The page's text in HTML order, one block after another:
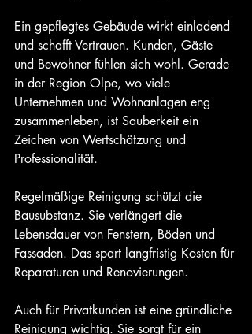
Ein gepflegtes Gebäude wirkt einladend
und schafft Vertrauen. Kunden, Gäste
und Bewohner fühlen sich wohl. Gerade
in der Region Olpe, wo viele
Unternehmen und Wohnanlagen eng
zusammenleben, ist Sauberkeit ein
Zeichen von Wertschätzung und
Professionalität.
Regelmäßige Reinigung schützt die
Bausubstanz. Sie verlängert die
Lebensdauer von Fenstern, Böden und
Fassaden. Das spart langfristig Kosten für
Reparaturen und Renovierungen.
Auch für Privatkunden ist eine gründliche
Reinigung wichtig. Sie sorgt für ein